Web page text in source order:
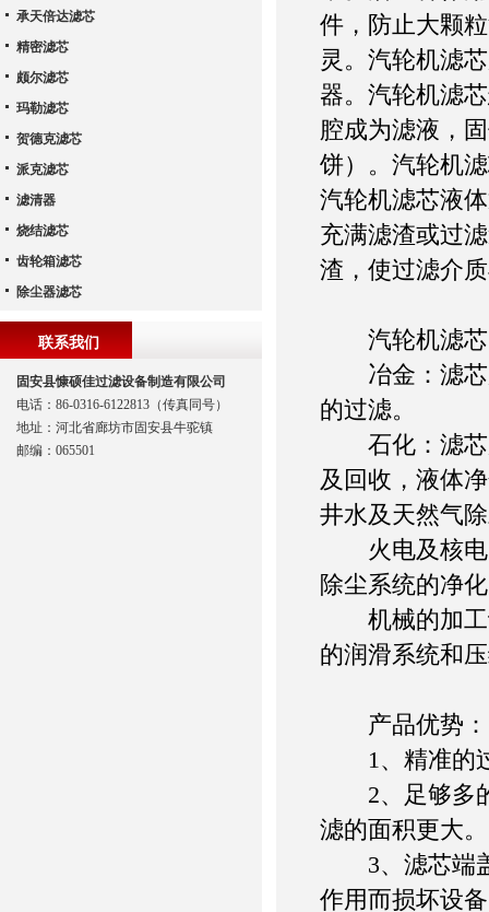
件，防止大颗
灵。汽轮机滤
器。汽轮机滤
腔成为滤液，
饼）。汽轮机
汽轮机滤芯液
充满滤渣或过
渣，使过滤介
汽轮机滤芯
冶金：滤芯
的过滤。
石化：滤芯
及回收，液体
井水及天然气
火电及核电
除尘系统的净
机械的加工
的润滑系统和
产品优势：
1、精准的过
2、足够多的
滤的面积更大。
3、滤芯端盖
作用而损坏设
承天倍达滤芯
精密滤芯
颇尔滤芯
玛勒滤芯
贺德克滤芯
派克滤芯
滤清器
烧结滤芯
齿轮箱滤芯
除尘器滤芯
联系我们
固安县慷硕佳过滤设备制造有限公司
电话：86-0316-6122813（传真同号）
地址：河北省廊坊市固安县牛驼镇
邮编：065501